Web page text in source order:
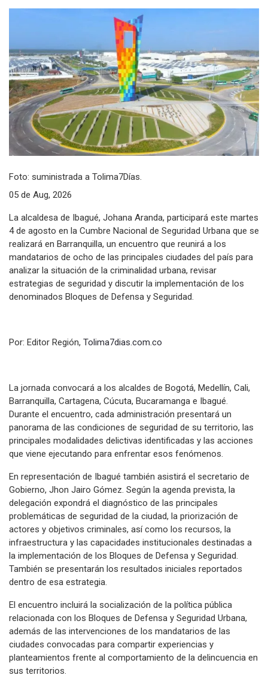
Foto: suministrada a Tolima7Días.
05 de Aug, 2026
La alcaldesa de Ibagué, Johana Aranda, participará este martes
4 de agosto en la Cumbre Nacional de Seguridad Urbana que se
realizará en Barranquilla, un encuentro que reunirá a los
mandatarios de ocho de las principales ciudades del país para
analizar la situación de la criminalidad urbana, revisar
estrategias de seguridad y discutir la implementación de los
denominados Bloques de Defensa y Seguridad.
Por: Editor Región, Tolima7dias.com.co
La jornada convocará a los alcaldes de Bogotá, Medellín, Cali,
Barranquilla, Cartagena, Cúcuta, Bucaramanga e Ibagué.
Durante el encuentro, cada administración presentará un
panorama de las condiciones de seguridad de su territorio, las
principales modalidades delictivas identificadas y las acciones
que viene ejecutando para enfrentar esos fenómenos.
En representación de Ibagué también asistirá el secretario de
Gobierno, Jhon Jairo Gómez. Según la agenda prevista, la
delegación expondrá el diagnóstico de las principales
problemáticas de seguridad de la ciudad, la priorización de
actores y objetivos criminales, así como los recursos, la
infraestructura y las capacidades institucionales destinadas a
la implementación de los Bloques de Defensa y Seguridad.
También se presentarán los resultados iniciales reportados
dentro de esa estrategia.
El encuentro incluirá la socialización de la política pública
relacionada con los Bloques de Defensa y Seguridad Urbana,
además de las intervenciones de los mandatarios de las
ciudades convocadas para compartir experiencias y
planteamientos frente al comportamiento de la delincuencia en
sus territorios.